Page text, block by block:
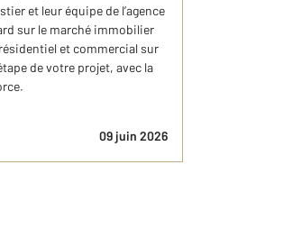
et leur équipe de l’agence
sur le marché immobilier
et commercial sur
de votre projet, avec la
09 juin 2026